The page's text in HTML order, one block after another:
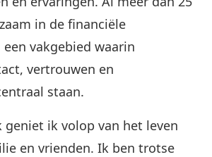
in de financiële
vakgebied waarin
vertrouwen en
staan.
geniet ik volop van het leven
en vrienden. Ik ben trotse